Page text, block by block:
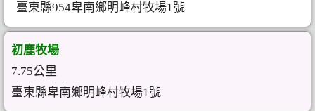
臺東縣954卑南鄉明峰村牧場1號
初鹿牧場
7.75公里
臺東縣卑南鄉明峰村牧場1號